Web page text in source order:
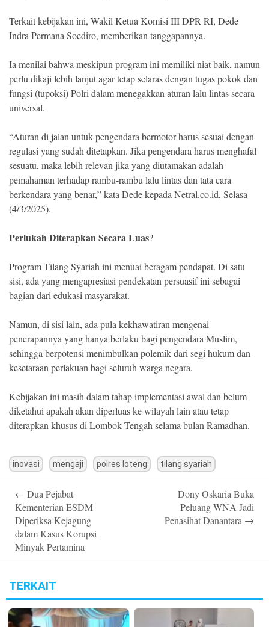
Terkait kebijakan ini, Wakil Ketua Komisi III DPR RI, Dede
Indra Permana Soediro, memberikan tanggapannya.
Ia menilai bahwa meskipun program ini memiliki niat baik, namun
perlu dikaji lebih lanjut agar tetap selaras dengan tugas pokok dan
fungsi (tupoksi) Polri dalam menegakkan aturan lalu lintas secara
universal.
“Aturan di jalan untuk pengendara bermotor harus sesuai dengan
regulasi yang sudah ditetapkan. Jika pengendara harus menghafal
sesuatu, maka lebih relevan jika yang diutamakan adalah
pemahaman terhadap rambu-rambu lalu lintas dan tata cara
berkendara yang benar,” kata Dede kepada Netral.co.id, Selasa
(4/3/2025).
Perlukah Diterapkan Secara Luas?
Program Tilang Syariah ini menuai beragam pendapat. Di satu
sisi, ada yang mengapresiasi pendekatan persuasif ini sebagai
bagian dari edukasi masyarakat.
Namun, di sisi lain, ada pula kekhawatiran mengenai
penerapannya yang hanya berlaku bagi pengendara Muslim,
sehingga berpotensi menimbulkan polemik dari segi hukum dan
kesetaraan perlakuan bagi seluruh warga negara.
Kebijakan ini masih dalam tahap implementasi awal dan belum
diketahui apakah akan diperluas ke wilayah lain atau tetap
diterapkan khusus di Lombok Tengah selama bulan Ramadhan.
inovasi mengaji polres loteng tilang syariah
navigation
← Dua Pejabat
Kementerian ESDM
Diperiksa Kejagung
dalam Kasus Korupsi
Minyak Pertamina
Dony Oskaria Buka
Peluang WNA Jadi
Penasihat Danantara →
TERKAIT